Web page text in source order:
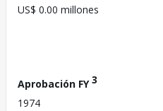
US$ 0.00 millones
Aprobación FY3
1974